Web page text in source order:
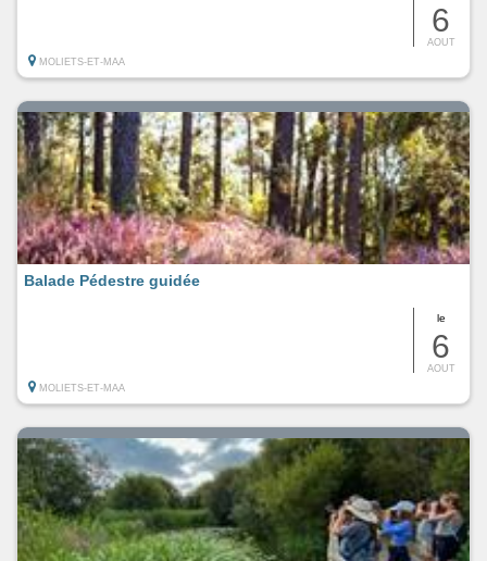
6
AOUT
MOLIETS-ET-MAA
le
6
AOUT
Balade Pédestre guidée
MOLIETS-ET-MAA